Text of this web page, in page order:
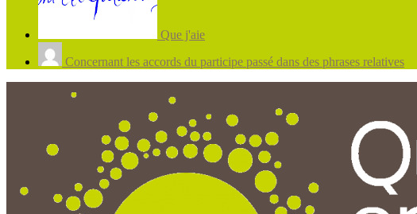
Que j'aie
Concernant les accords du participe passé dans des phrases relatives